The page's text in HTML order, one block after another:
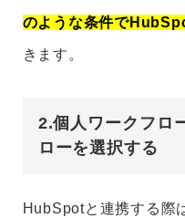
のような条件で
きます。
2.個人ワークフロ
ローを選択する
HubSpotと連携する際